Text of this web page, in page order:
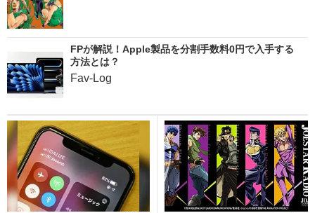
FPが解説！Apple製品を分割手数料0円で入手する
方法とは？
Fav-Log